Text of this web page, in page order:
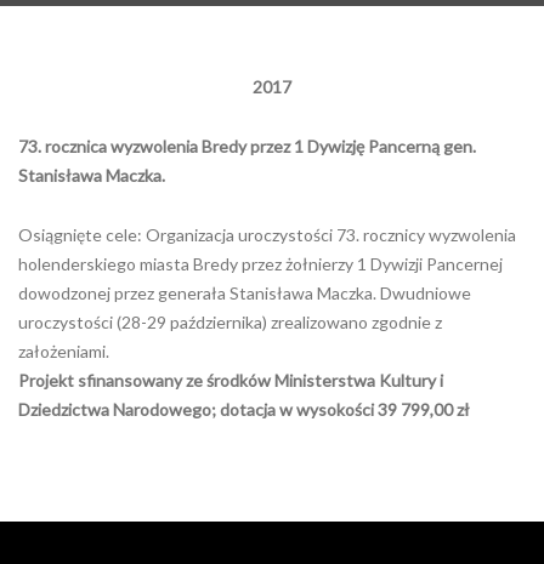
2017
73. rocznica wyzwolenia Bredy przez 1 Dywizję Pancerną gen.
Stanisława Maczka.
Osiągnięte cele: Organizacja uroczystości 73. rocznicy wyzwolenia
holenderskiego miasta Bredy przez żołnierzy 1 Dywizji Pancernej
dowodzonej przez generała Stanisława Maczka. Dwudniowe
uroczystości (28-29 października) zrealizowano zgodnie z
założeniami.
Projekt sfinansowany ze środków Ministerstwa Kultury i
Dziedzictwa Narodowego; dotacja w wysokości 39 799,00 zł